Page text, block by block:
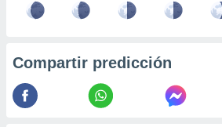
Compartir predicción